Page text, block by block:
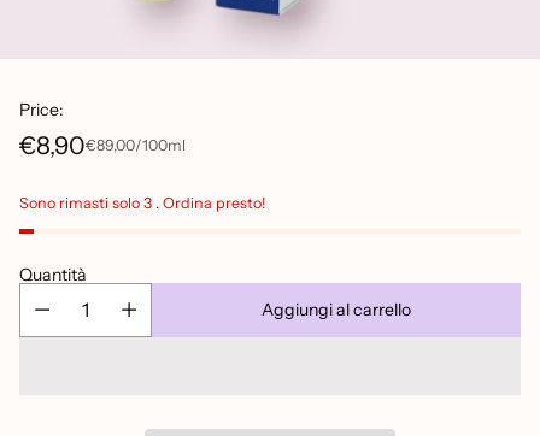
Price:
Prezzo
di
listino
€8,90Prezzo
€89,00/
per 100ml
Sono rimasti solo 3 . Ordina presto!
Quantità
Aggiungi al carrello